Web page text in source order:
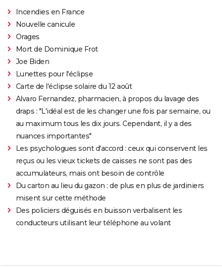
Incendies en France
Nouvelle canicule
Orages
Mort de Dominique Frot
Joe Biden
Lunettes pour l'éclipse
Carte de l'éclipse solaire du 12 août
Alvaro Fernandez, pharmacien, à propos du lavage des
draps : "L'idéal est de les changer une fois par semaine, ou
au maximum tous les dix jours. Cependant, il y a des
nuances importantes"
Les psychologues sont d'accord : ceux qui conservent les
reçus ou les vieux tickets de caisses ne sont pas des
accumulateurs, mais ont besoin de contrôle
Du carton au lieu du gazon : de plus en plus de jardiniers
misent sur cette méthode
Des policiers déguisés en buisson verbalisent les
conducteurs utilisant leur téléphone au volant